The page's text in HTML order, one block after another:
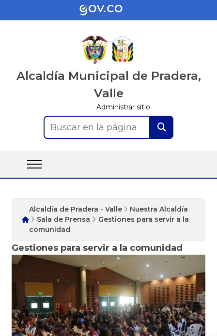
Alcaldía Municipal de Pradera,
Valle
Administrar sitio
Buscar en la página
Alcaldía de Pradera - Valle
Nuestra Alcaldía
Sala de Prensa
Gestiones para servir a la
comunidad
Gestiones para servir a la comunidad